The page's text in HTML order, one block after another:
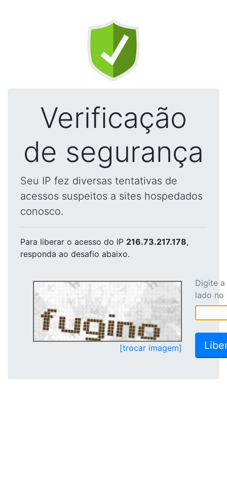
Verificação
de segurança
Seu IP fez diversas tentativas de
acessos suspeitos a sites hospedados
conosco.
Para liberar o acesso do IP 216.73.217.178,
responda ao desafio abaixo.
[trocar imagem]
Digite
lado no